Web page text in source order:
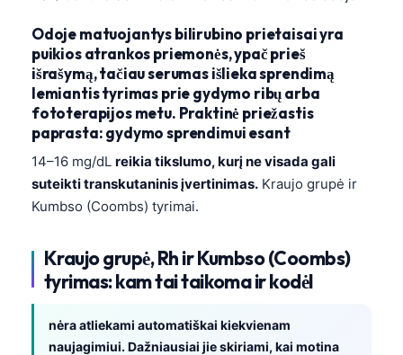
Odoje matuojantys bilirubino prietaisai yra
puikios atrankos priemonės, ypač prieš
išrašymą, tačiau serumas išlieka sprendimą
lemiantis tyrimas prie gydymo ribų arba
fototerapijos metu. Praktinė priežastis
paprasta: gydymo sprendimui esant
14–16 mg/dL reikia tikslumo, kurį ne visada gali
suteikti transkutaninis įvertinimas. Kraujo grupė ir
Kumbso (Coombs) tyrimai.
Kraujo grupė, Rh ir Kumbso (Coombs)
tyrimas: kam tai taikoma ir kodėl
nėra atliekami automatiškai kiekvienam
naujagimiui. Dažniausiai jie skiriami, kai motina